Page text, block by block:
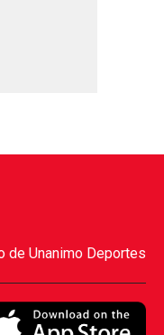
de Unanimo Deportes